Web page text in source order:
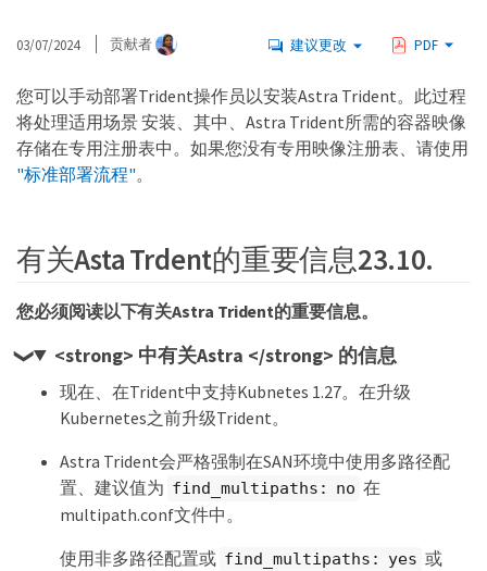
03/07/2024 贡献者 建议更改 PDF
您可以手动部署Trident操作员以安装Astra Trident。此过程
将处理适用场景 安装、其中、Astra Trident所需的容器映像
存储在专用注册表中。如果您没有专用映像注册表、请使用
"标准部署流程"。
有关Asta Trdent的重要信息23.10.
您必须阅读以下有关Astra Trident的重要信息。
<strong> 中有关Astra </strong> 的信息
现在、在Trident中支持Kubnetes 1.27。在升级
Kubernetes之前升级Trident。
Astra Trident会严格强制在SAN环境中使用多路径配
置、建议值为 find_multipaths: no 在
multipath.conf文件中。
使用非多路径配置或 find_multipaths: yes 或